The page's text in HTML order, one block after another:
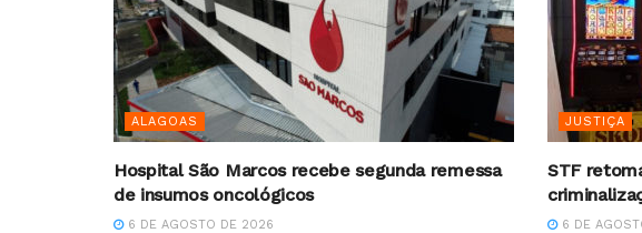
ALAGOAS
Hospital São Marcos recebe segunda remessa
de insumos oncológicos
6 DE AGOSTO DE 2026
JUSTIÇA
STF
6 DE